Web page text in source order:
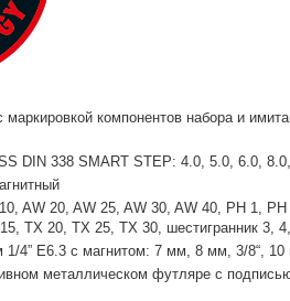
компонентов набора и
DIN 338 SMART STEP: 4.0, 5.0, 6.0,
AW 20, AW 25, AW 30, AW 40, PH 1,
TX 20, TX 25, TX 30, шестигранник 3,
1/4” Е6.3 с магнитом: 7 мм, 8 мм, 3/8“,
металлическом футляре с